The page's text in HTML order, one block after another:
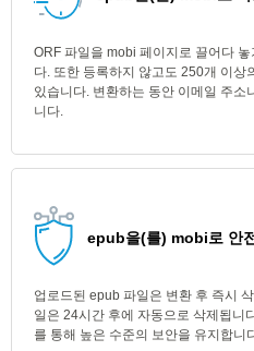
ORF 파일을 mobi 페이지로 끌어다
다. 또한 등록하지 않고도 250개 이상
있습니다. 변환하는 동안 이메일 주소
니다.
epub을(를) mobi로 안
업로드된 epub 파일은 변환 후 즉시
일은 24시간 후에 자동으로 삭제됩니
를 통해 높은 수준의 보안을 유지합니